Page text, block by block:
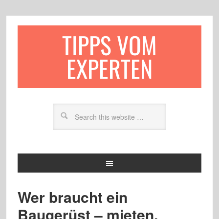
TIPPS VOM
EXPERTEN
Wer braucht ein
Baugerüst – mieten,